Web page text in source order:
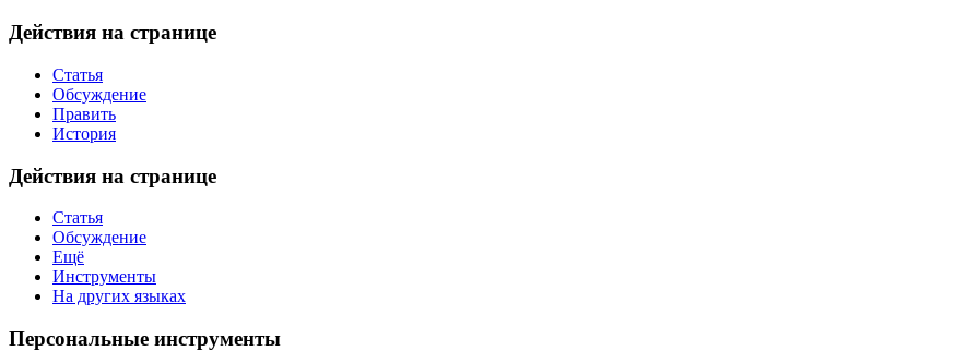
Действия на странице
Статья
Обсуждение
Править
История
Действия на странице
Статья
Обсуждение
Ещё
Инструменты
На других языках
Персональные инструменты